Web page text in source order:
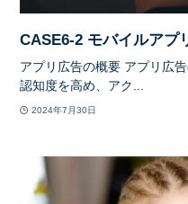
CASE6-2 モバイルアプ
アプリ広告の概要 アプリ広
認知度を高め、アク...
2024年7月30日